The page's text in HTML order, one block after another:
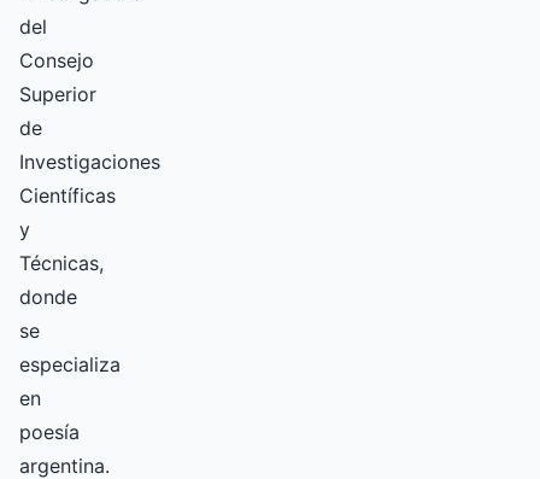
del
Consejo
Superior
de
Investigaciones
Científicas
y
Técnicas,
donde
se
especializa
en
poesía
argentina.